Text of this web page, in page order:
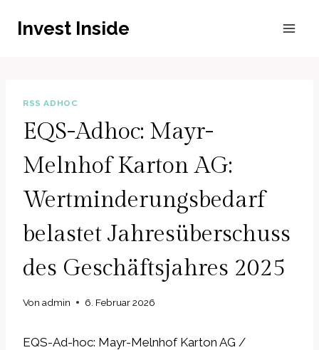
InhaltInvest Inside
RSS ADHOC
EQS-Adhoc: Mayr-
Melnhof Karton AG:
Wertminderungsbedarf
belastet Jahresüberschuss
des Geschäftsjahres 2025
Von admin 6. Februar 2026
EQS-Ad-hoc: Mayr-Melnhof Karton AG /